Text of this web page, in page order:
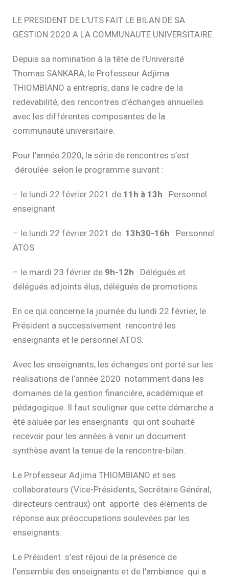
LE PRESIDENT DE L’UTS FAIT LE BILAN DE SA
GESTION 2020 A LA COMMUNAUTE UNIVERSITAIRE.
Depuis sa nomination à la tête de l’Université
Thomas SANKARA, le Professeur Adjima
THIOMBIANO a entrepris, dans le cadre de la
redevabilité, des rencontres d’échanges annuelles
avec les différentes composantes de la
communauté universitaire.
Pour l’année 2020, la série de rencontres s’est
déroulée selon le programme suivant :
– le lundi 22 février 2021 de 11h à 13h : Personnel
enseignant
– le lundi 22 février 2021 de 13h30-16h : Personnel
ATOS
– le mardi 23 février de 9h-12h : Délégués et
délégués adjoints élus, délégués de promotions
En ce qui concerne la journée du lundi 22 février, le
Président a successivement rencontré les
enseignants et le personnel ATOS.
Avec les enseignants, les échanges ont porté sur les
réalisations de l’année 2020 notamment dans les
domaines de la gestion financière, académique et
pédagogique. Il faut souligner que cette démarche a
été saluée par les enseignants qui ont souhaité
recevoir pour les années à venir un document
synthèse avant la tenue de la rencontre-bilan.
Le Professeur Adjima THIOMBIANO et ses
collaborateurs (Vice-Présidents, Secrétaire Général,
directeurs centraux) ont apporté des éléments de
réponse aux préoccupations soulevées par les
enseignants.
Le Président s’est réjoui de la présence de
l’ensemble des enseignants et de l’ambiance qui a